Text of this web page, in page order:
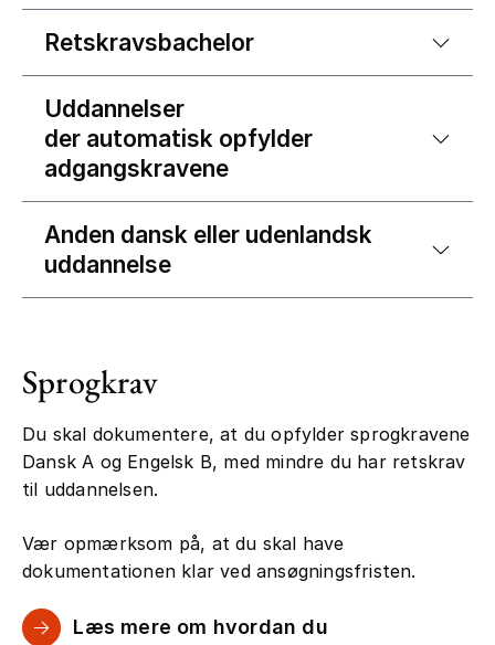
Retskravsbachelor
Uddannelser
der automatisk opfylder
adgangskravene
Anden dansk eller udenlandsk
uddannelse
Sprogkrav
Du skal dokumentere, at du opfylder sprogkravene
Dansk A og Engelsk B, med mindre du har retskrav
til uddannelsen.
Vær opmærksom på, at du skal have
dokumentationen klar ved ansøgningsfristen.
Læs mere om hvordan du